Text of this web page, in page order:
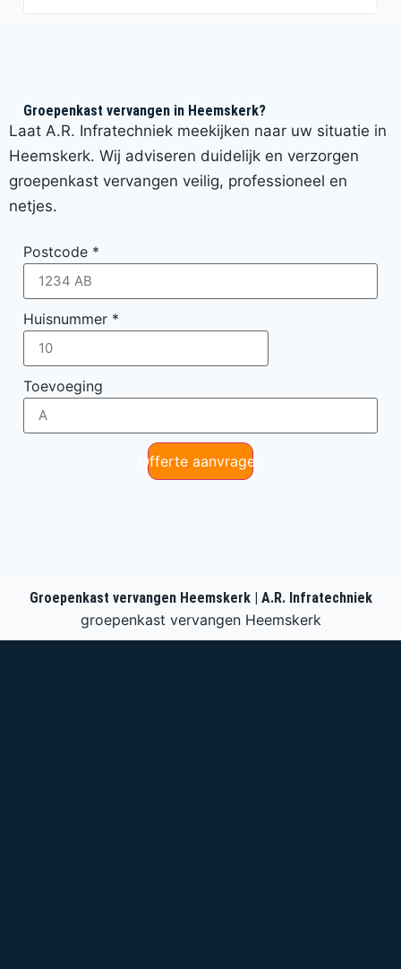
Groepenkast vervangen in Heemskerk?
Laat A.R. Infratechniek meekijken naar uw situatie in
Heemskerk. Wij adviseren duidelijk en verzorgen
groepenkast vervangen veilig, professioneel en
netjes.
Postcode *
Huisnummer *
Toevoeging
Offerte aanvragen
Groepenkast vervangen Heemskerk | A.R. Infratechniek
groepenkast vervangen Heemskerk